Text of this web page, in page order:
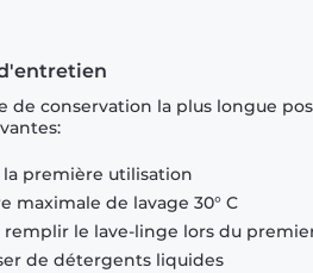
de conservation la plus longue
la première utilisation
maximale de lavage 30° C
remplir le lave-linge lors du
de détergents liquides